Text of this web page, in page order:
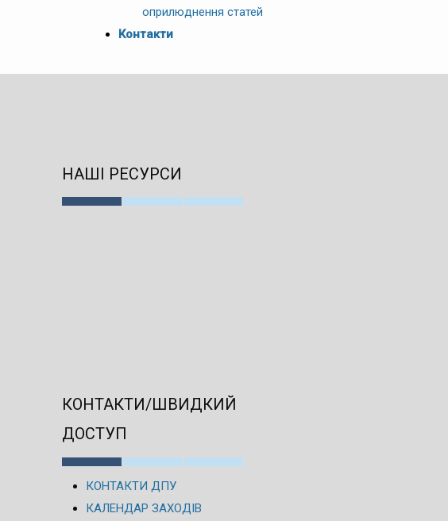
оприлюднення статей
Контакти
НАШІ РЕСУРСИ
КОНТАКТИ/ШВИДКИЙ
ДОСТУП
КОНТАКТИ ДПУ
КАЛЕНДАР ЗАХОДІВ